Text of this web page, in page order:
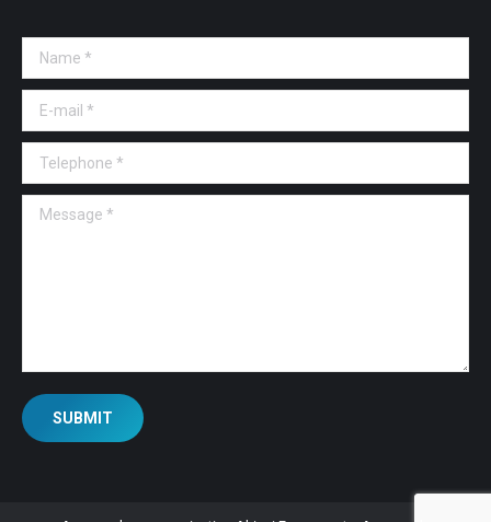
Name *
E-mail *
Telephone *
Message *
SUBMIT